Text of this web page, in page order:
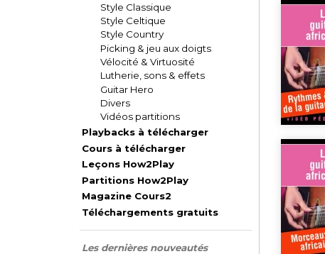
Style Classique
Style Celtique
Style Country
Picking & jeu aux doigts
Vélocité & Virtuosité
Lutherie, sons & effets
Guitar Hero
Divers
Vidéos partitions
Playbacks à télécharger
Cours à télécharger
Leçons How2Play
Partitions How2Play
Magazine Cours2
Téléchargements gratuits
Les dernières nouveautés